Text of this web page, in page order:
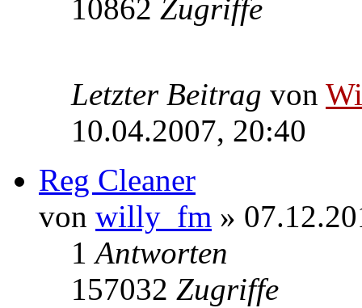
10862 Zugriffe
Letzter Beitrag von
10.04.2007, 20:40
Reg Cleaner
von willy_fm »
1Antworten
157032 Zugriffe